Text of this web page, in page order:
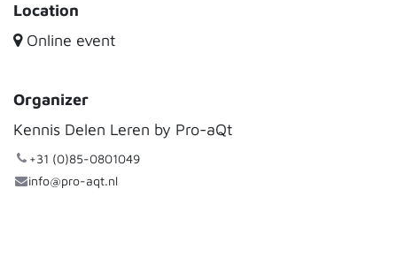
Location
Online event
Organizer
Kennis Delen Leren by Pro-aQt
+31 (0)85-0801049
info@pro-aqt.nl